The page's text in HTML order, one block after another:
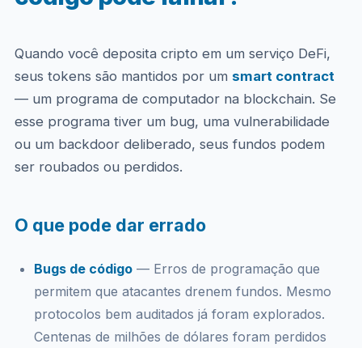
Quando você deposita cripto em um serviço DeFi,
seus tokens são mantidos por um smart contract
— um programa de computador na blockchain. Se
esse programa tiver um bug, uma vulnerabilidade
ou um backdoor deliberado, seus fundos podem
ser roubados ou perdidos.
O que pode dar errado
Bugs de código— Erros de programação que
permitem que atacantes drenem fundos. Mesmo
protocolos bem auditados já foram explorados.
Centenas de milhões de dólares foram perdidos